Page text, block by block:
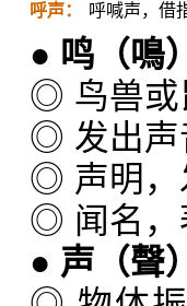
呼声： 呼喊声，借
● 鸣 （鳴）
◎ 鸟兽或
◎ 发出声
◎ 声明，
◎ 闻名，
● 声 （聲）